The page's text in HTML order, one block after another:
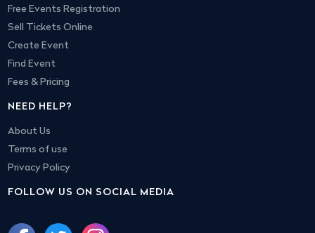
Free Events Registration
Sell Tickets Online
Create Event
Find Event
Fees & Pricing
NEED HELP?
About Us
Terms of use
Privacy Policy
FOLLOW US ON SOCIAL MEDIA